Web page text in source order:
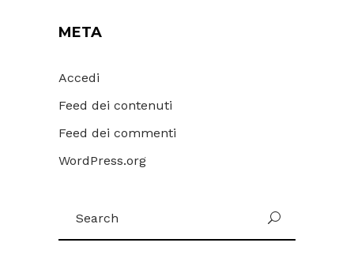
META
Accedi
Feed dei contenuti
Feed dei commenti
WordPress.org
for: